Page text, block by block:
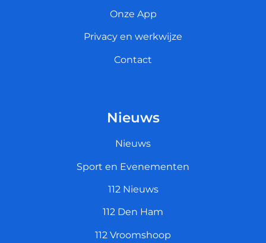
Onze App
Privacy en werkwijze
Contact
Nieuws
Nieuws
Sport en Evenementen
112 Nieuws
112 Den Ham
112 Vroomshoop